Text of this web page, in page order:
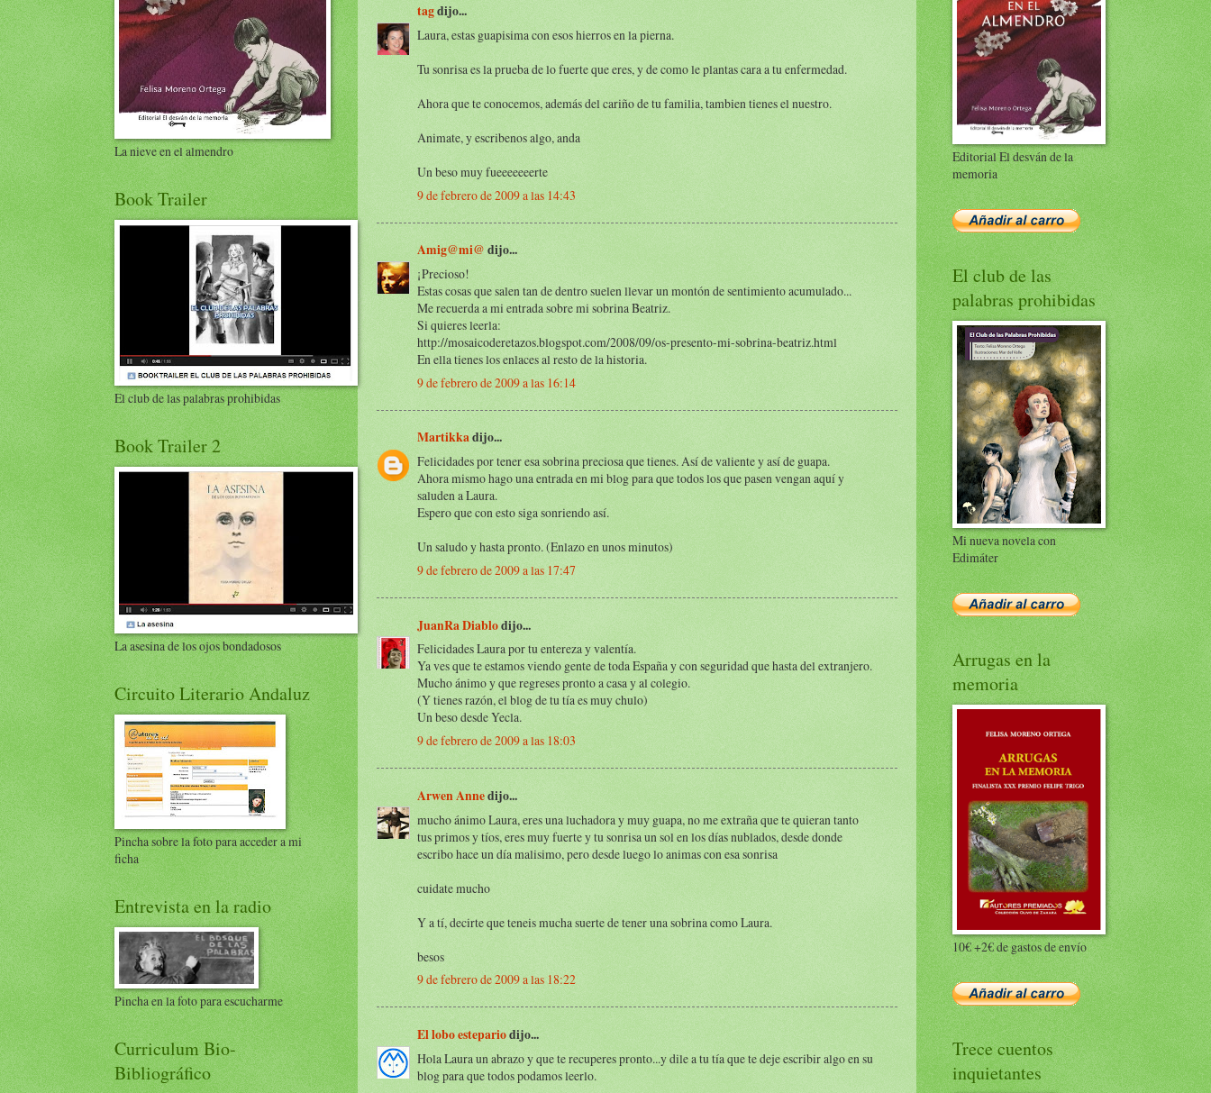
tagdijo...
Laura, estas guapisima con esos hierros en la pierna.
Tu sonrisa es la prueba de lo fuerte que eres, y de como le plantas cara a tu enfermedad.
Ahora que te conocemos, además del cariño de tu familia, tambien tienes el nuestro.
Animate, y escribenos algo, anda
Un beso muy fueeeeeeerte
9 de febrero de 2009 a las 14:43
Amig@mi@ dijo...
¡Precioso!
Estas cosas que salen tan de dentro suelen llevar un montón de sentimiento acumulado...
Me recuerda a mi entrada sobre mi sobrina Beatriz.
Si quieres leerla:
http://mosaicoderetazos.blogspot.com/2008/09/os-presento-mi-sobrina-beatriz.html
En ella tienes los enlaces al resto de la historia.
9 de febrero de 2009 a las 16:14
Martikkadijo...
Felicidades por tener esa sobrina preciosa que tienes. Así de valiente y así de guapa.
Ahora mismo hago una entrada en mi blog para que todos los que pasen vengan aquí y
saluden a Laura.
Espero que con esto siga sonriendo así.
Un saludo y hasta pronto. (Enlazo en unos minutos)
9 de febrero de 2009 a las 17:47
JuanRa Diablodijo...
Felicidades Laura por tu entereza y valentía.
Ya ves que te estamos viendo gente de toda España y con seguridad que hasta del extranjero.
Mucho ánimo y que regreses pronto a casa y al colegio.
(Y tienes razón, el blog de tu tía es muy chulo)
Un beso desde Yecla.
9 de febrero de 2009 a las 18:03
Arwen Annedijo...
mucho ánimo Laura, eres una luchadora y muy guapa, no me extraña que te quieran tanto
tus primos y tíos, eres muy fuerte y tu sonrisa un sol en los días nublados, desde donde
escribo hace un día malisimo, pero desde luego lo animas con esa sonrisa
cuidate mucho
Y a tí, decirte que teneis mucha suerte de tener una sobrina como Laura.
besos
9 de febrero de 2009 a las 18:22
El lobo estepariodijo...
Hola Laura un abrazo y que te recuperes pronto...y dile a tu tía que te deje escribir algo en su
blog para que todos podamos leerlo.
La nieve en el almendro
Book Trailer
El club de las palabras prohibidas
Book Trailer 2
La asesina de los ojos bondadosos
Circuito Literario Andaluz
Pincha sobre la foto para acceder a mi
ficha
Entrevista en la radio
Pincha en la foto para escucharme
Curriculum Bio-
Bibliográfico
Editorial El desván de la
memoria
El club de las
palabras prohibidas
Mi nueva novela con
Edimáter
Arrugas en la
memoria
10€ +2€ de gastos de envío
Trece cuentos
inquietantes